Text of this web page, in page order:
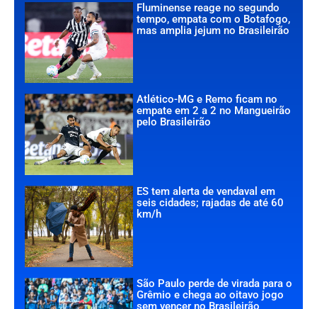
Fluminense reage no segundo
tempo, empata com o Botafogo,
mas amplia jejum no Brasileirão
Atlético-MG e Remo ficam no
empate em 2 a 2 no Mangueirão
pelo Brasileirão
ES tem alerta de vendaval em
seis cidades; rajadas de até 60
km/h
São Paulo perde de virada para o
Grêmio e chega ao oitavo jogo
sem vencer no Brasileirão